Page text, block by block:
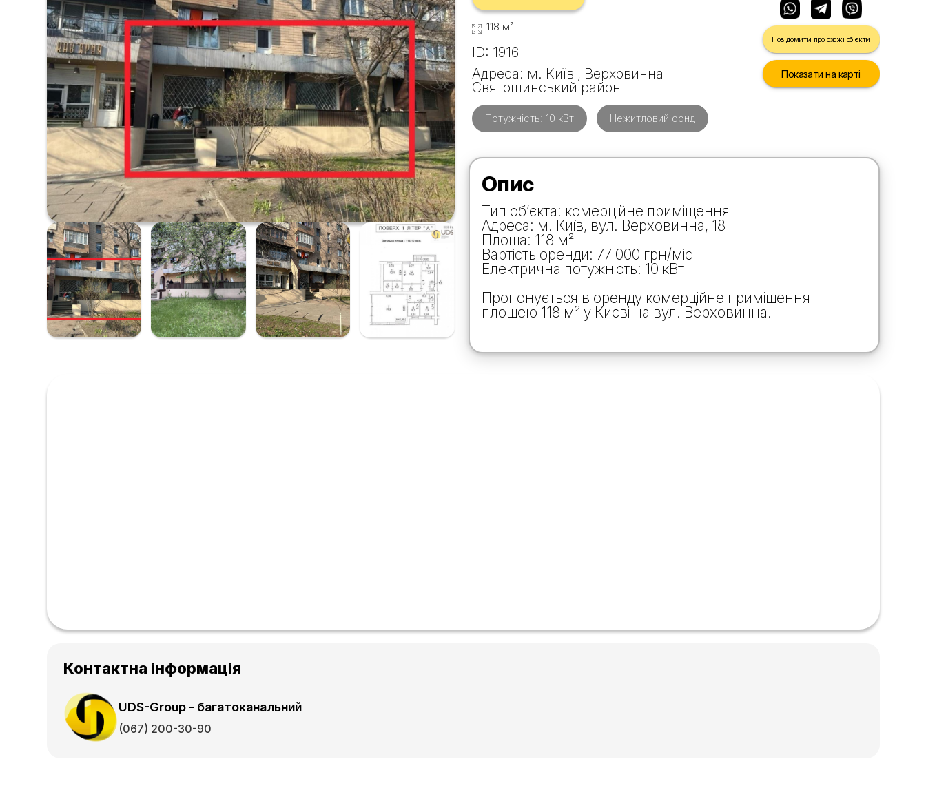
118 м²
ID: 1916
Адреса: м. Київ , Верховинна
Святошинський район
Повідомити про схожі об'єкти
Показати на карті
Потужність: 10 кВт Нежитловий фонд
Опис
Тип об’єкта: комерційне приміщення
Адреса: м. Київ, вул. Верховинна, 18
Площа: 118 м²
Вартість оренди: 77 000 грн/міс
Електрична потужність: 10 кВт
Пропонується в оренду комерційне приміщення
площею 118 м² у Києві на вул. Верховинна.
Контактна інформація
UDS-Group - багатоканальний
(067) 200-30-90